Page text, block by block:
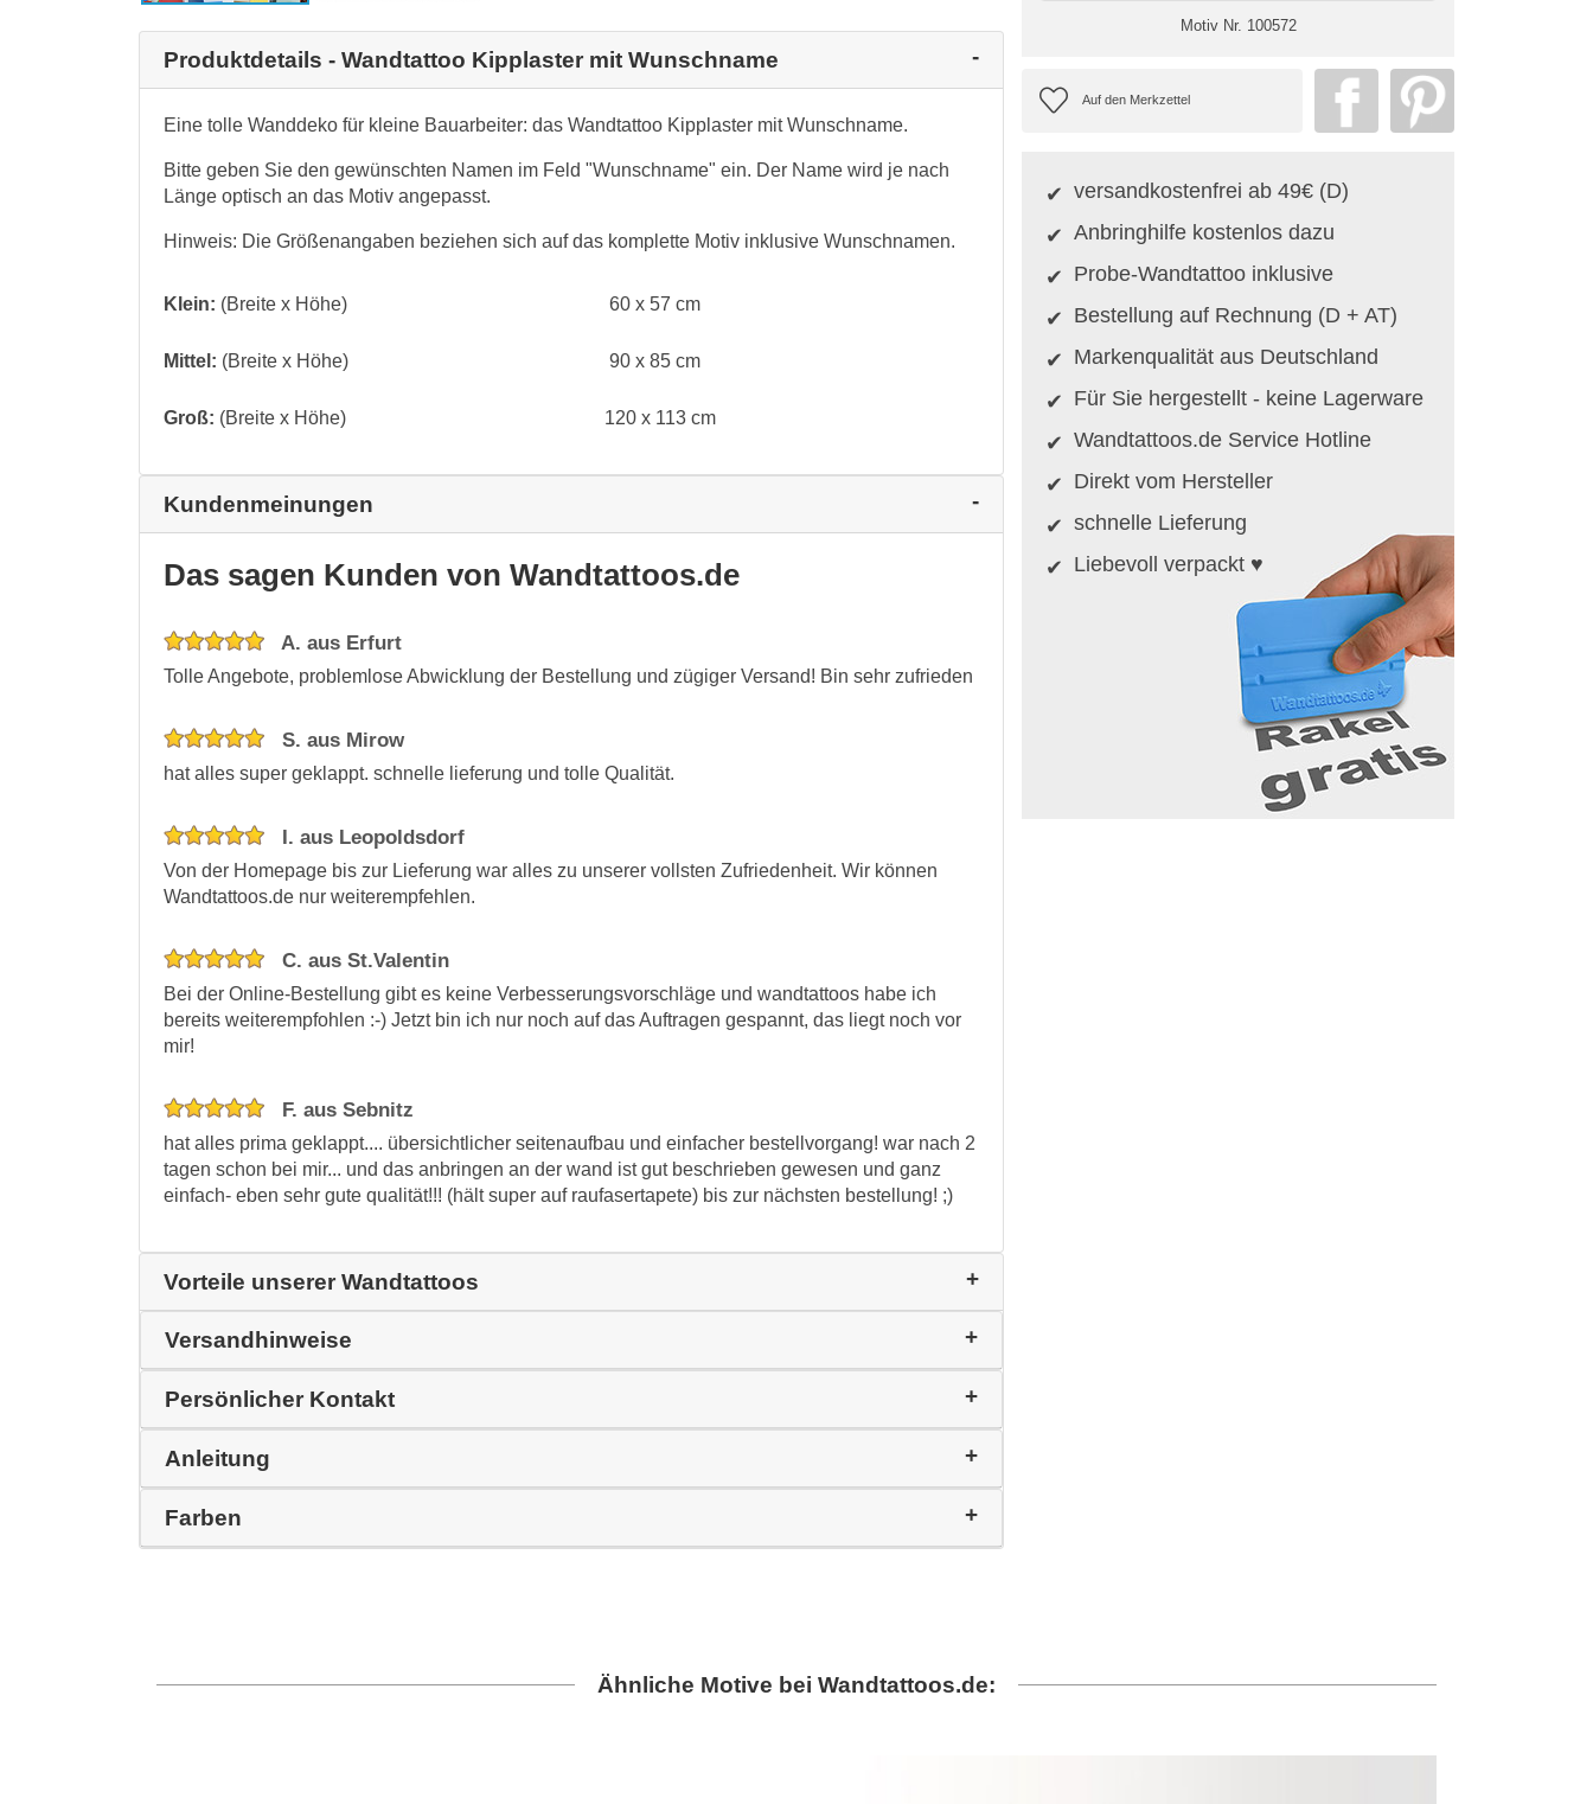
Produktdetails - Wandtattoo Kipplaster mit Wunschname
Eine tolle Wanddeko für kleine Bauarbeiter: das Wandtattoo Kipplaster mit Wunschname.
Bitte geben Sie den gewünschten Namen im Feld "Wunschname" ein. Der Name wird je nach
Länge optisch an das Motiv angepasst.
Hinweis: Die Größenangaben beziehen sich auf das komplette Motiv inklusive Wunschnamen.
Klein: (Breite x Höhe) 60 x 57 cm
Mittel: (Breite x Höhe) 90 x 85 cm
Groß: (Breite x Höhe) 120 x 113 cm
Kundenmeinungen
Das sagen Kunden von Wandtattoos.de
A. aus Erfurt
Tolle Angebote, problemlose Abwicklung der Bestellung und zügiger Versand! Bin sehr zufrieden
S. aus Mirow
hat alles super geklappt. schnelle lieferung und tolle Qualität.
I. aus Leopoldsdorf
Von der Homepage bis zur Lieferung war alles zu unserer vollsten Zufriedenheit. Wir können
Wandtattoos.de nur weiterempfehlen.
C. aus St.Valentin
Bei der Online-Bestellung gibt es keine Verbesserungsvorschläge und wandtattoos habe ich
bereits weiterempfohlen :-) Jetzt bin ich nur noch auf das Auftragen gespannt, das liegt noch vor
mir!
F. aus Sebnitz
hat alles prima geklappt.... übersichtlicher seitenaufbau und einfacher bestellvorgang! war nach 2
tagen schon bei mir... und das anbringen an der wand ist gut beschrieben gewesen und ganz
einfach- eben sehr gute qualität!!! (hält super auf raufasertapete) bis zur nächsten bestellung! ;)
Vorteile unserer Wandtattoos
Versandhinweise
Persönlicher Kontakt
Anleitung
Farben
Motiv Nr. 100572
versandkostenfrei ab 49€ (D)
Anbringhilfe kostenlos dazu
Probe-Wandtattoo inklusive
Bestellung auf Rechnung (D + AT)
Markenqualität aus Deutschland
Für Sie hergestellt - keine Lagerware
Wandtattoos.de Service Hotline
Direkt vom Hersteller
schnelle Lieferung
Liebevoll verpackt ♥
Ähnliche Motive bei Wandtattoos.de: